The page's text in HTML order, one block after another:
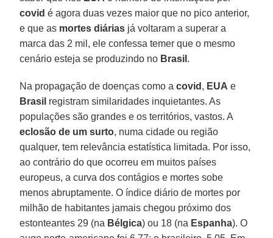
covid é agora duas vezes maior que no pico anterior,
e que as mortes diárias já voltaram a superar a
marca das 2 mil, ele confessa temer que o mesmo
cenário esteja se produzindo no Brasil .
Na propagação de doenças como acovid , EUA e
Brasil registram similaridades inquietantes. As
populações são grandes e os territórios, vastos. A
eclosão de um surto, numa cidade ou região
qualquer, tem relevância estatística limitada. Por isso,
ao contrário do que ocorreu em muitos países
europeus, a curva dos contágios e mortes sobe
menos abruptamente. O índice diário de mortes por
milhão de habitantes jamais chegou próximo dos
estonteantes 29 (na Bélgica) ou 18 (na Espanha). O